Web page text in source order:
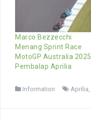
Marco Bezzecchi
Menang Sprint Race
MotoGP Australia 2025
Pembalap Aprilia
Information Aprilia